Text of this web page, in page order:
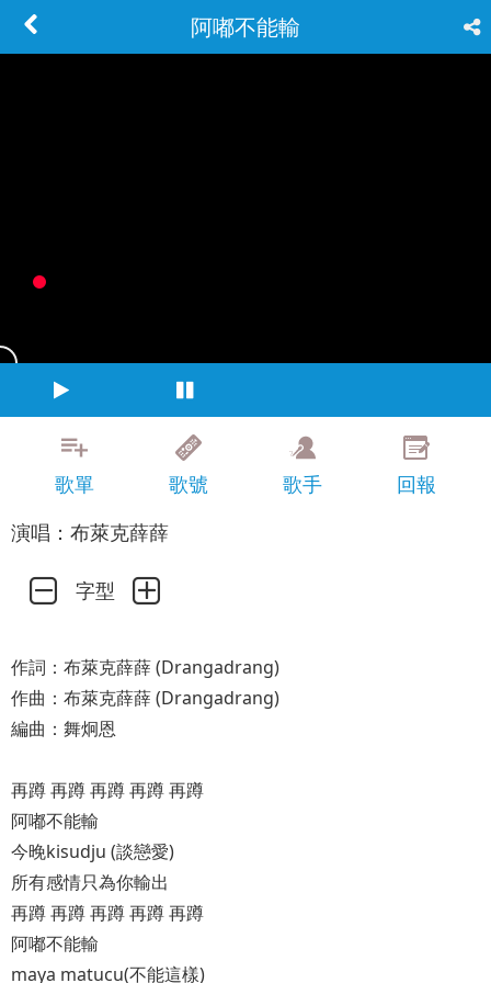
阿嘟不能輸
歌單 歌號 歌手
回報
演唱：布萊克薛薛
字型
作詞：布萊克薛薛 (Drangadrang)
作曲：布萊克薛薛 (Drangadrang)
編曲：舞炯恩
再蹲 再蹲 再蹲 再蹲 再蹲
阿嘟不能輸
今晚kisudju (談戀愛)
所有感情只為你輸出
再蹲 再蹲 再蹲 再蹲 再蹲
阿嘟不能輸
maya matucu(不能這樣)